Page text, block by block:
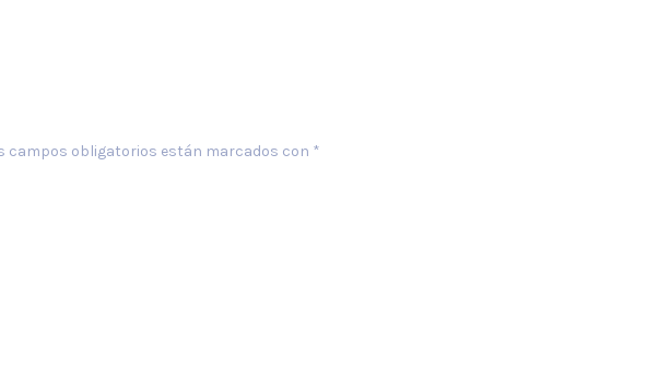
campos obligatorios están marcados con *